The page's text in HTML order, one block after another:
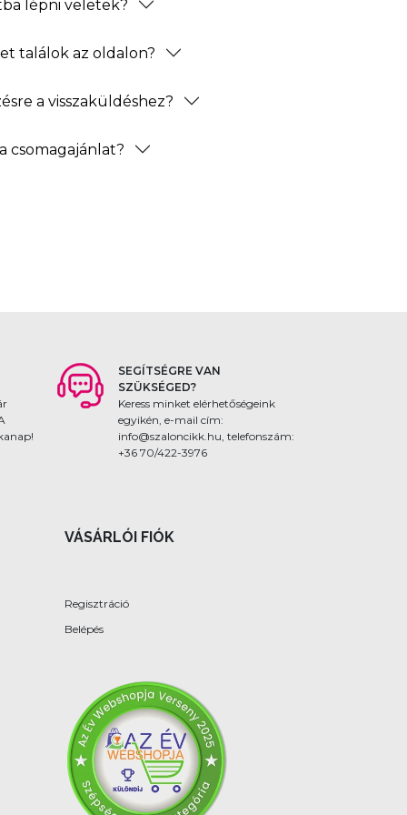
lépni veletek?
találok az oldalon?
a visszaküldéshez?
csomagajánlat?
SEGÍTSÉGRE VAN
SZÜKSÉGED?
Keress minket elérhetőségeink
egyikén, e-mail cím:
info@szaloncikk.hu, telefonszám:
+36 70/422-3976
VÁSÁRLÓI FIÓK
Regisztráció
Belépés